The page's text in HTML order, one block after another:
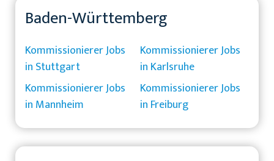
Baden-Württemberg
Kommissionierer Jobs
in Stuttgart
Kommissionierer Jobs
in Karlsruhe
Kommissionierer Jobs
in Mannheim
Kommissionierer Jobs
in Freiburg